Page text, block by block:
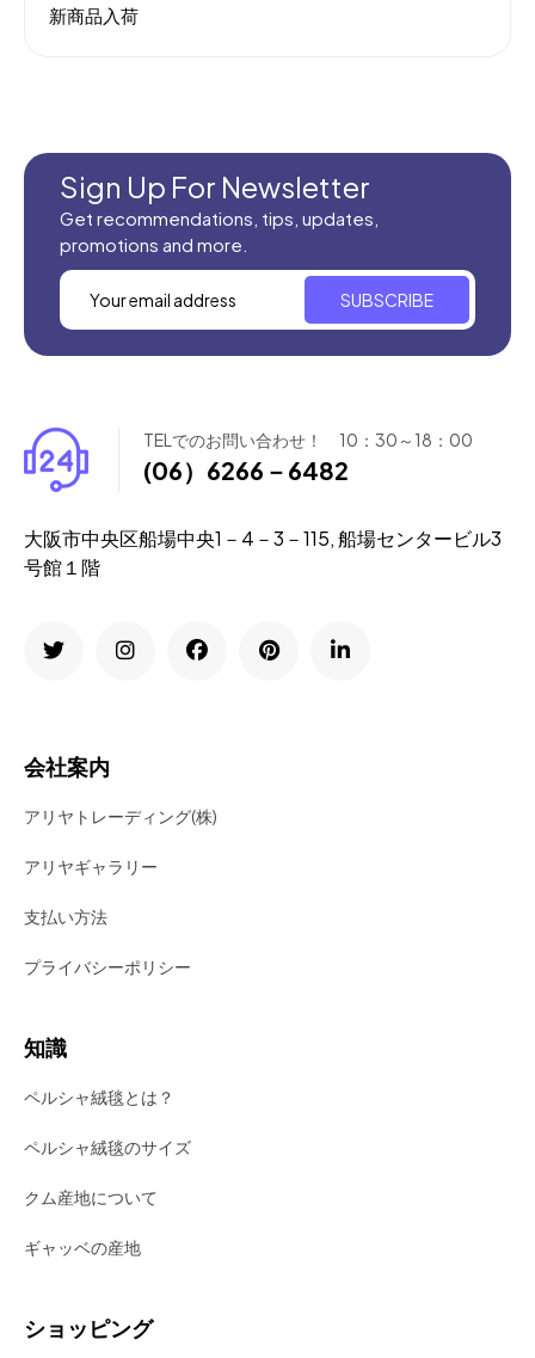
新商品入荷
Sign Up For Newsletter
Get recommendations, tips, updates,
promotions and more.
SUBSCRIBE
TELでのお問い合わせ！ 10：30～18：00
(06）6266－6482
大阪市中央区船場中央1－4－3－115, 船場センタービル3
号館１階
会社案内
アリヤトレーディング(株)
アリヤギャラリー
支払い方法
プライバシーポリシー
知識
ペルシャ絨毯とは？
ペルシャ絨毯のサイズ
クム産地について
ギャッベの産地
ショッピング